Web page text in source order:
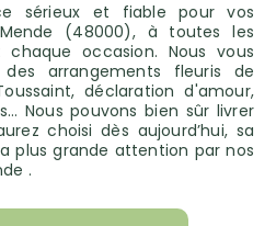
sérieux et fiable pour vos
(48000), à toutes les
occasion. Nous vous
arrangements fleuris de
déclaration d'amour,
Nous pouvons bien sûr livrer
choisi dès aujourd’hui, sa
plus grande attention par nos
.